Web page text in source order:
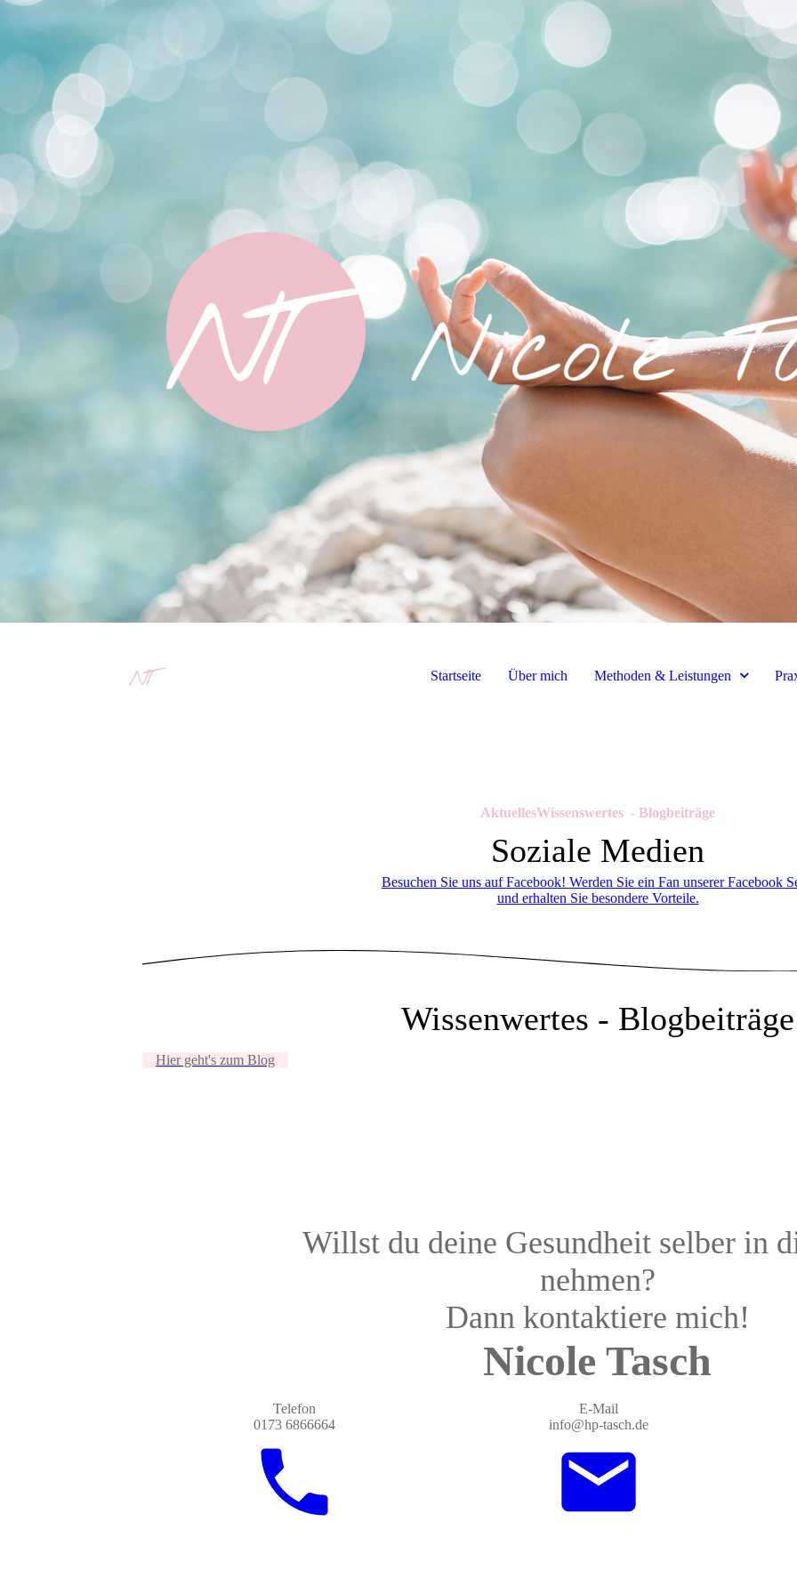
Nicole Tasch
Werde deine eigener
Gesundheitsmanager
Startseite Über mich Methoden & Leistungen
AktuellesWissenswertes - Blogbeiträge
Soziale Medien
Besuchen Sie uns auf Facebook! Werden Sie ein Fan unserer Facebook
und erhalten Sie besondere Vorteile.
Wissenwertes - Blogbeiträge
Hier geht's zum Blog
Willst du deine Gesundheit selber in
nehmen?
Dann kontaktiere mich!
Nicole Tasch
Telefon
0173 6866664
E-Mail
info@hp-tasch.de